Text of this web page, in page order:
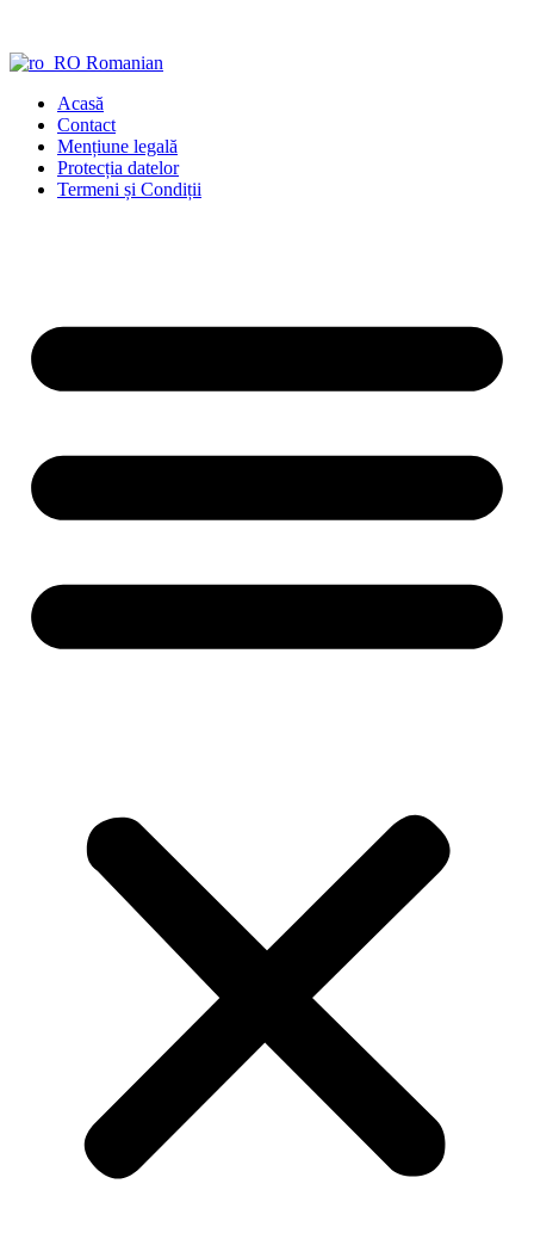
conținut
Romanian
Acasă
Contact
Mențiune legală
Protecția datelor
Termeni și Condiții